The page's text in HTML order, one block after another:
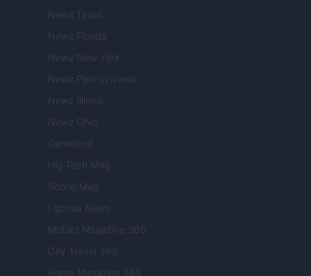
Newz Texas
Newz Florida
Newz New York
Newz Pennsylvania
Newz Illinois
Newz Ohio
Gameland
Hig Tech Mag
Scoop Mag
Lgbtqia News
Motors Magazine 365
Day Travel 365
Home Magazine 365